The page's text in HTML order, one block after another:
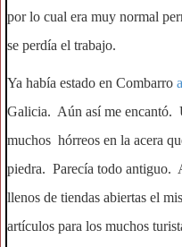
por lo cual era muy normal
se perdía el trabajo.
Ya había estado en Combarro
Galicia. Aún así me encantó.
muchos hórreos en la acera
piedra. Parecía todo antiguo.
llenos de tiendas abiertas el
artículos para los muchos